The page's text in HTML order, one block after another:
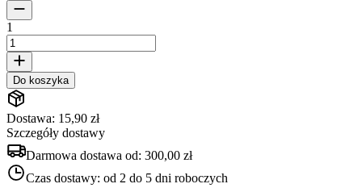
1
Do koszyka
Dostawa: 15,90 zł
Szczegóły dostawy
Darmowa dostawa od: 300,00 zł
Czas dostawy: od 2 do 5 dni roboczych